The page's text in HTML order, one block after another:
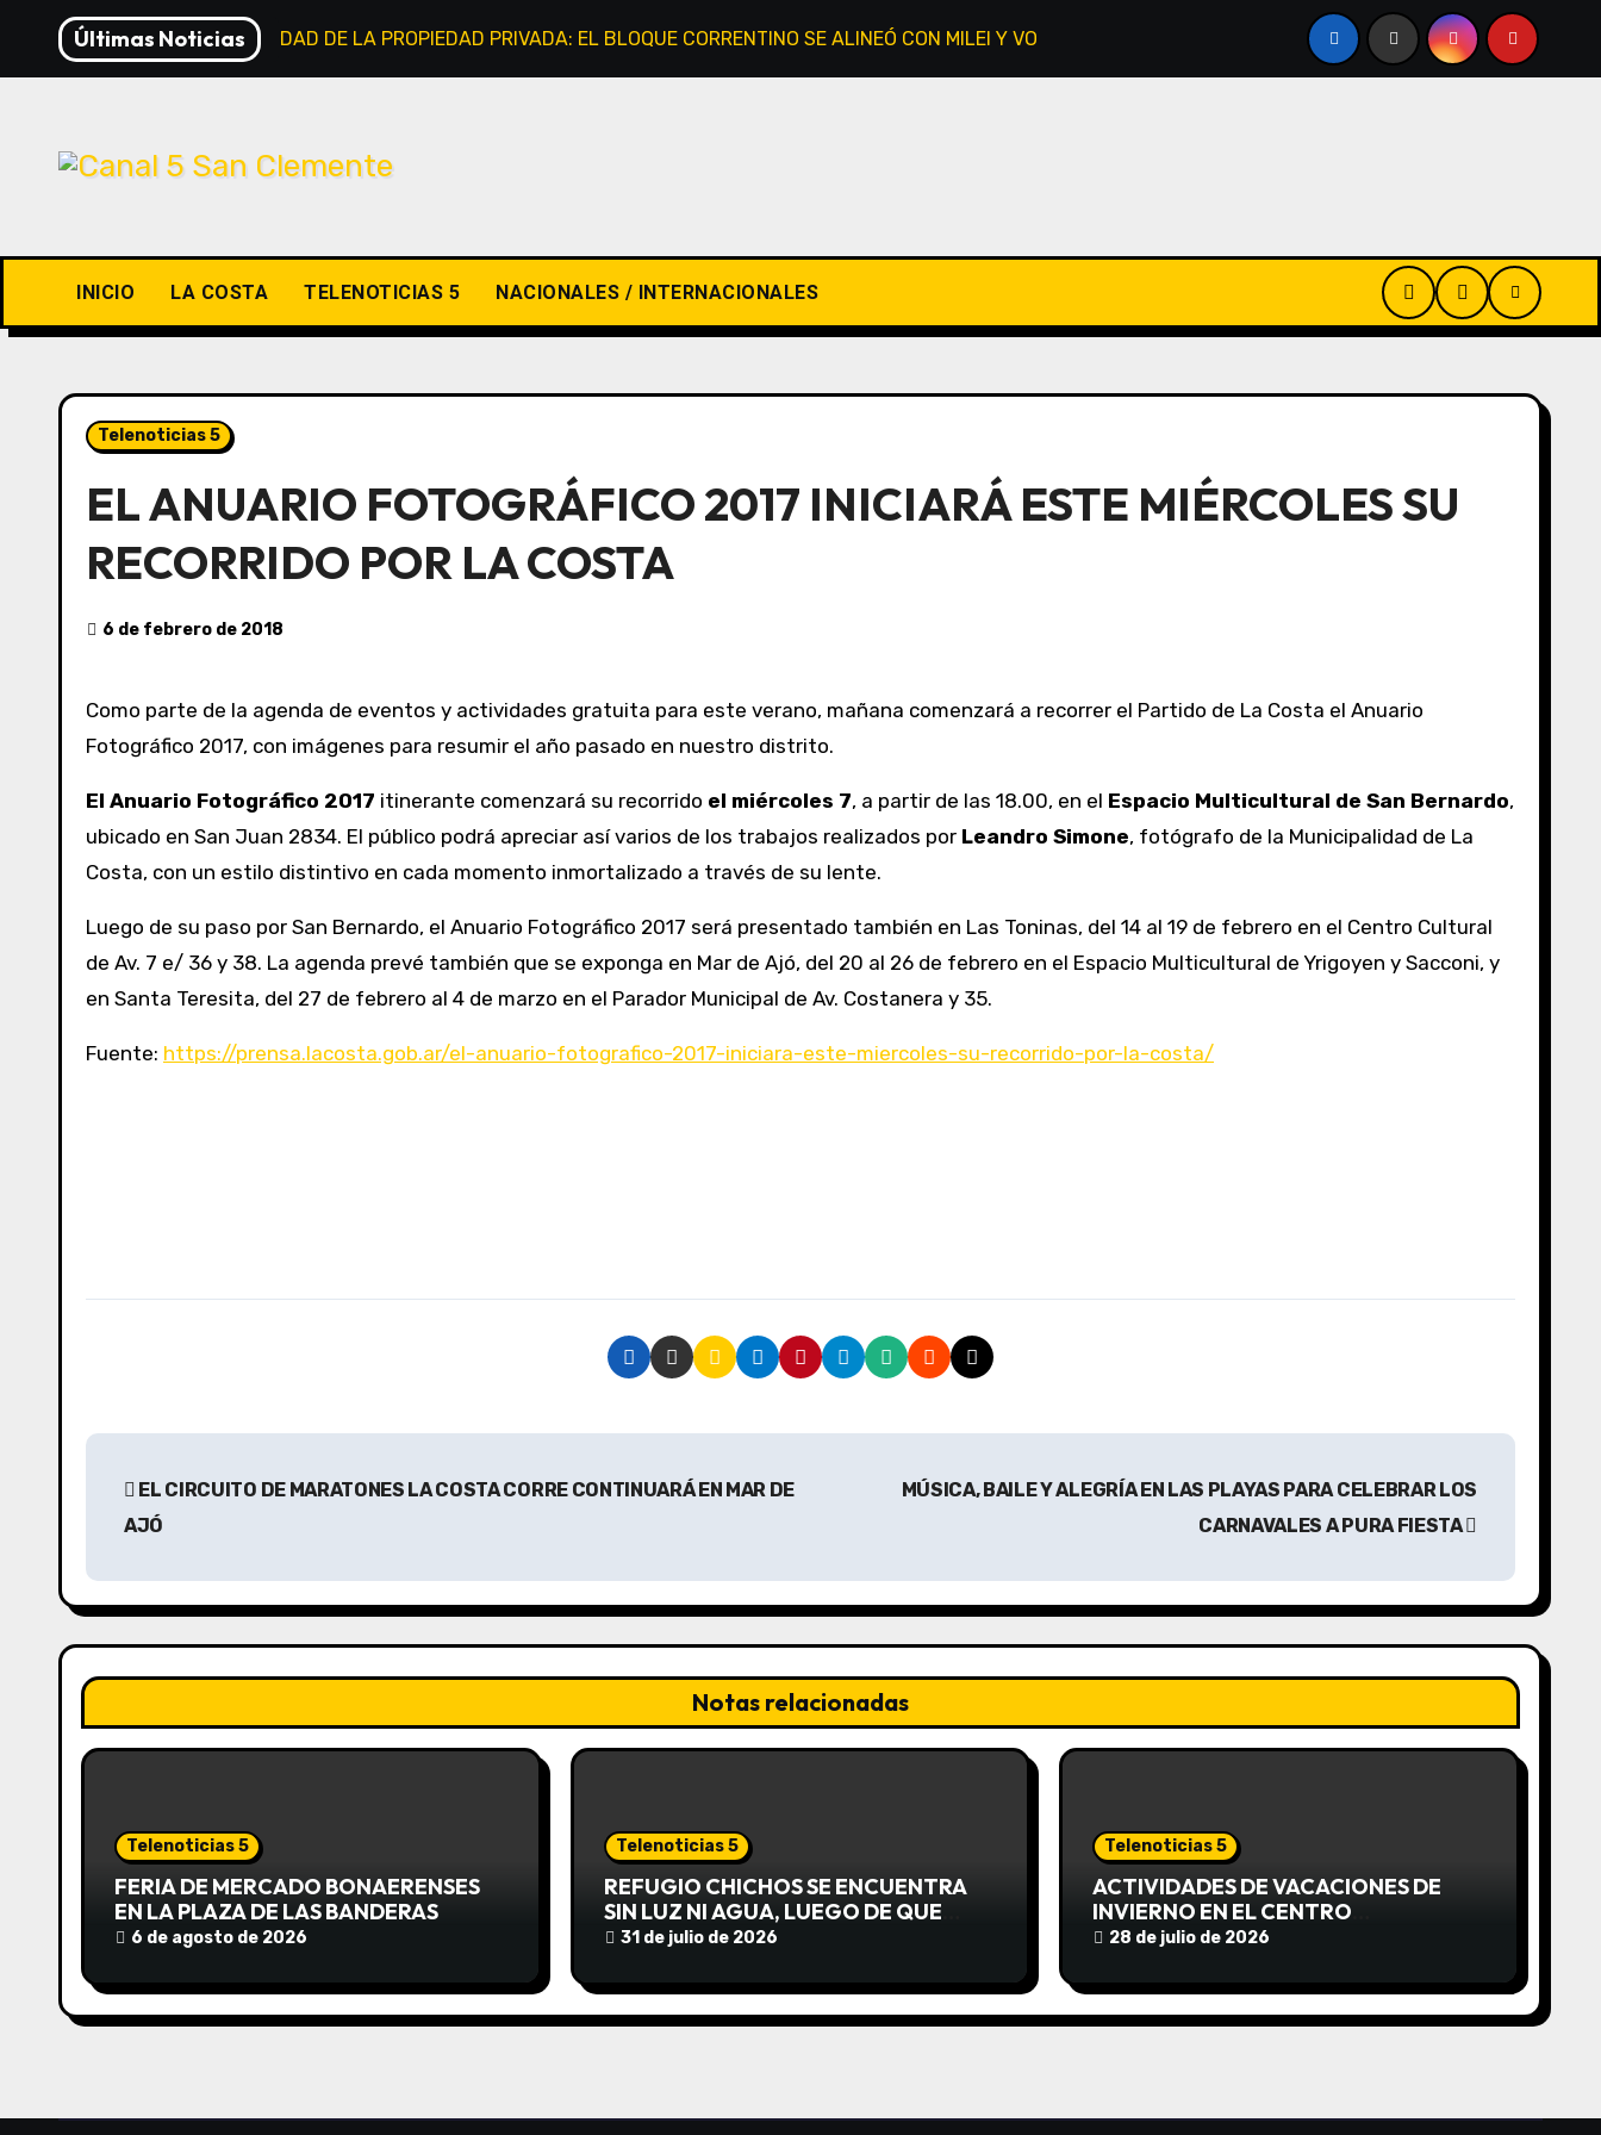
contenido
Últimas Noticias
LEY DE INVIOLABILIDAD DE LA PROPIEDAD PRIVADA: EL BLOQUE CORRENTINO SE ALINEÓ CON MILEI Y VOTÓ A FAVOR ALEJANDRA VIGO AFIRMÓ QUE EL
INICIO LA COSTA TELENOTICIAS 5 NACIONALES / INTERNACIONALES
Telenoticias 5
EL ANUARIO FOTOGRÁFICO 2017 INICIARÁ ESTE MIÉRCOLES SU
RECORRIDO POR LA COSTA
6 de febrero de 2018
Como parte de la agenda de eventos y actividades gratuita para este verano, mañana comenzará a recorrer el Partido de La Costa el Anuario
Fotográfico 2017, con imágenes para resumir el año pasado en nuestro distrito.
El Anuario Fotográfico 2017 itinerante comenzará su recorrido el miércoles 7, a partir de las 18.00, en el Espacio Multicultural de San Bernardo,
ubicado en San Juan 2834. El público podrá apreciar así varios de los trabajos realizados por Leandro Simone, fotógrafo de la Municipalidad de La
Costa, con un estilo distintivo en cada momento inmortalizado a través de su lente.
Luego de su paso por San Bernardo, el Anuario Fotográfico 2017 será presentado también en Las Toninas, del 14 al 19 de febrero en el Centro Cultural
de Av. 7 e/ 36 y 38. La agenda prevé también que se exponga en Mar de Ajó, del 20 al 26 de febrero en el Espacio Multicultural de Yrigoyen y Sacconi, y
en Santa Teresita, del 27 de febrero al 4 de marzo en el Parador Municipal de Av. Costanera y 35.
Fuente: https://prensa.lacosta.gob.ar/el-anuario-fotografico-2017-iniciara-este-miercoles-su-recorrido-por-la-costa/
N
e
g
a
c
e
e
EL CIRCUITO DE MARATONES LA COSTA CORRE CONTINUARÁ EN MAR DE
AJÓ
MÚSICA, BAILE Y ALEGRÍA EN LAS PLAYAS PARA CELEBRAR LOS
CARNAVALES A PURA FIESTA
Notas relacionadas
Telenoticias 5
FERIA DE MERCADO BONAERENSES
EN LA PLAZA DE LAS BANDERAS
6 de agosto de 2026
Telenoticias 5
REFUGIO CHICHOS SE ENCUENTRA
SIN LUZ NI AGUA, LUEGO DE QUE
EDEA CORTARA EL SUMINISTRO SIN
31 de julio de 2026
Telenoticias 5
ACTIVIDADES DE VACACIONES DE
INVIERNO EN EL CENTRO
COMUNITARIO EL TALA
28 de julio de 2026